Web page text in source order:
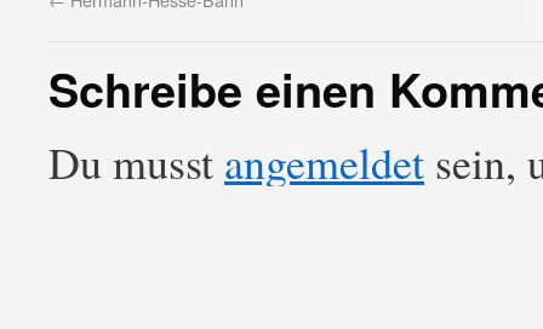
Schreibe einen
Du musst angemeldet sein,